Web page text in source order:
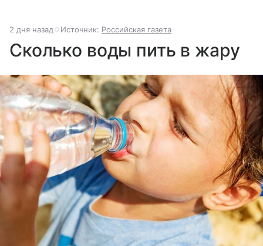
2 дня назад Источник: Российская газета
Сколько воды пить в жару